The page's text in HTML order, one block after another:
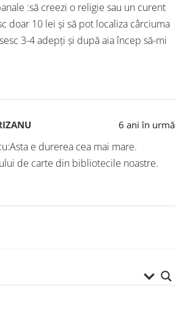
:să creezi o religie sau un curent
doar 10 lei şi să pot localiza cârciuma
3-4 adepţi şi după aia încep să-mi
6 ani în urmă
e durerea cea mai mare.
de carte din bibliotecile noastre.